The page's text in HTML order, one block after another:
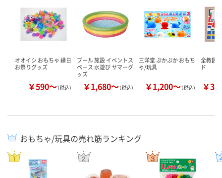
オオイシ おもちゃ 縁日
お祭りグッズ
￥590～（税込）
プール 施設 イベントス
ペース 水遊び サマーグ
ッズ
￥1,680～（税込）
三洋堂 ぷかぷか おもち
ゃ/玩具
￥1,200～（税込）
全教図
ド
￥
おもちゃ/玩具の売れ筋ランキング